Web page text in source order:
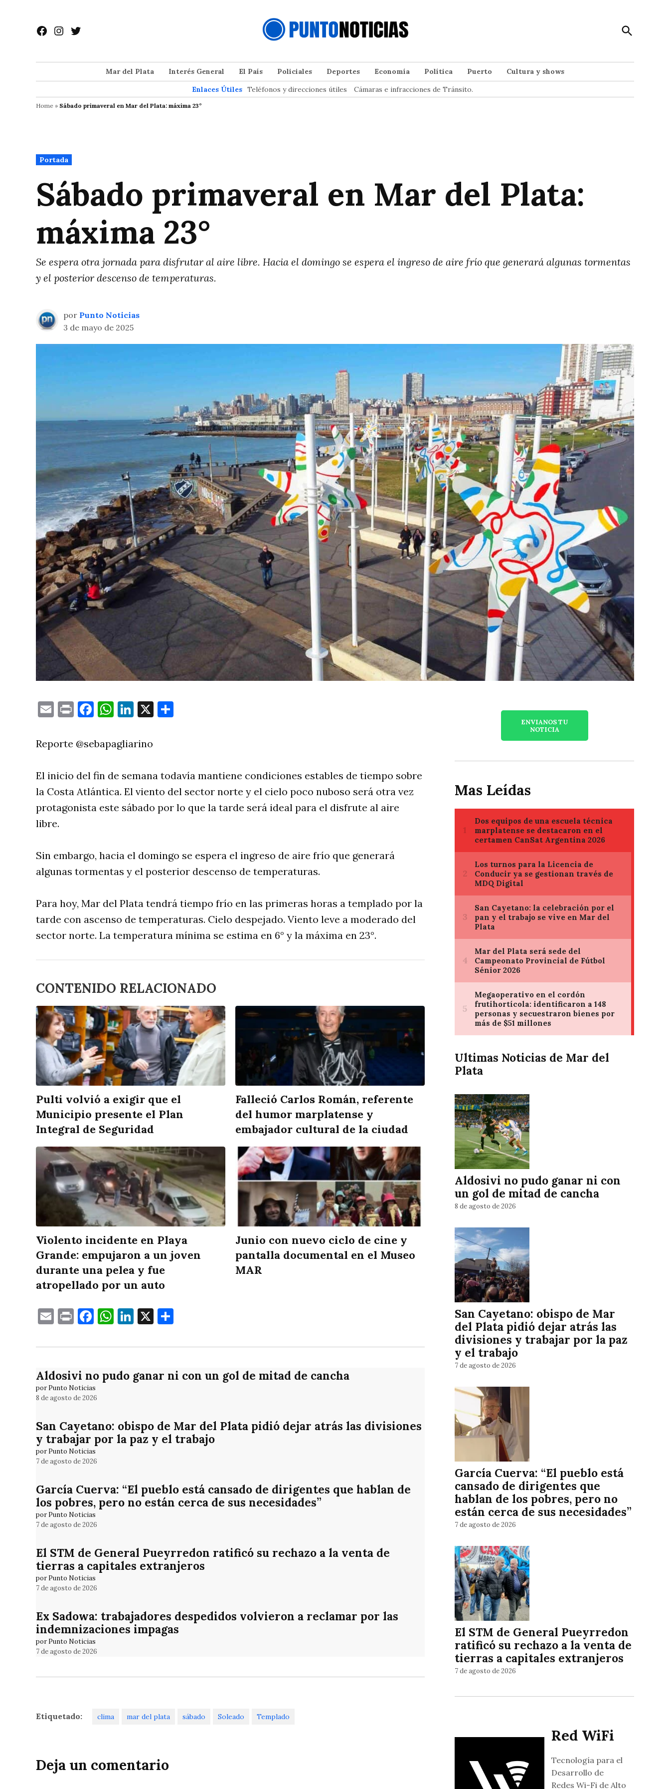
contenido
Facebook
Instagram
Twitter
Open
Search
Mar del Plata Interés General El País Policiales Deportes Economía Política Puerto
Cultura y shows
Enlaces Útiles Teléfonos y direcciones útiles Cámaras e infracciones de Tránsito.
Home » Sábado primaveral en Mar del Plata: máxima 23°
Publicado
en
Portada
Sábado primaveral en Mar del Plata:
máxima 23°
Se espera otra jornada para disfrutar al aire libre. Hacia el domingo se espera el ingreso de aire frío que generará algunas tormentas
y el posterior descenso de temperaturas.
por Punto Noticias
3 de mayo de 2025
EmailPrintFacebook
WhatsApp
LinkedIn
X
Reporte @sebapagliarino
El inicio del fin de semana todavía mantiene condiciones estables de tiempo sobre
la Costa Atlántica. El viento del sector norte y el cielo poco nuboso será otra vez
protagonista este sábado por lo que la tarde será ideal para el disfrute al aire
libre.
Sin embargo, hacia el domingo se espera el ingreso de aire frío que generará
algunas tormentas y el posterior descenso de temperaturas.
Para hoy, Mar del Plata tendrá tiempo frío en las primeras horas a templado por la
tarde con ascenso de temperaturas. Cielo despejado. Viento leve a moderado del
sector norte. La temperatura mínima se estima en 6° y la máxima en 23°.
CONTENIDO RELACIONADO
Pulti volvió a exigir que el
Municipio presente el Plan
Integral de Seguridad
Falleció Carlos Román, referente
del humor marplatense y
embajador cultural de la ciudad
Violento incidente en Playa
Grande: empujaron a un joven
durante una pelea y fue
atropellado por un auto
Junio con nuevo ciclo de cine y
pantalla documental en el Museo
MAR
EmailPrintFacebook
WhatsApp
LinkedIn
X
Aldosivi no pudo ganar ni con un gol de mitad de cancha
por Punto Noticias
8 de agosto de 2026
San Cayetano: obispo de Mar del Plata pidió dejar atrás las divisiones
y trabajar por la paz y el trabajo
por Punto Noticias
7 de agosto de 2026
García Cuerva: “El pueblo está cansado de dirigentes que hablan de
los pobres, pero no están cerca de sus necesidades”
por Punto Noticias
7 de agosto de 2026
El STM de General Pueyrredon ratificó su rechazo a la venta de
tierras a capitales extranjeros
por Punto Noticias
7 de agosto de 2026
Ex Sadowa: trabajadores despedidos volvieron a reclamar por las
indemnizaciones impagas
por Punto Noticias
7 de agosto de 2026
Etiquetado: clima mar del plata sábado Soleado Templado
Deja un comentario
ENVIANOS TU
NOTICIA
Mas Leídas
Ultimas Noticias de Mar del
Plata
Aldosivi no pudo ganar ni con
un gol de mitad de cancha
8 de agosto de 2026
San Cayetano: obispo de Mar
del Plata pidió dejar atrás las
divisiones y trabajar por la paz
y el trabajo
7 de agosto de 2026
García Cuerva: “El pueblo está
cansado de dirigentes que
hablan de los pobres, pero no
están cerca de sus necesidades”
7 de agosto de 2026
El STM de General Pueyrredon
ratificó su rechazo a la venta de
tierras a capitales extranjeros
7 de agosto de 2026
Red WiFi
Tecnología para el
Desarrollo de
Redes Wi-Fi de Alto